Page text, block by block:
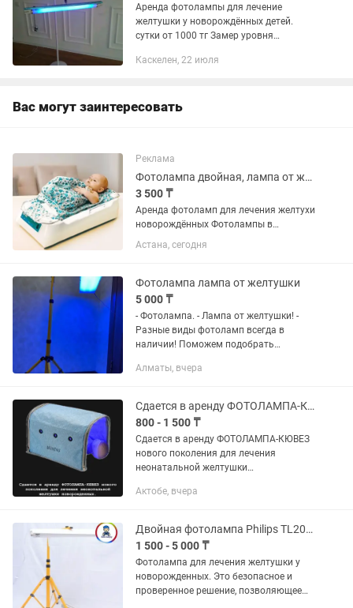
Аренда фотолампы для лечение
желтушки у новорождённых детей.
сутки от 1000 тг Замер уровня
Каскелен, 22 июля
Вас могут заинтересовать
Реклама
Фотолампа двойная, лампа от желтушки,желтуха , Phillips
3 500 ₸
Аренда фотоламп для лечения желтухи
новорождённых Фотолампы в
наличии: ОФТН-03 (люлька) 5дн -
3.500тг/сутки ОФТН-420 (штатив) 5дн -
минимум 7 суток Philips...
Астана, сегодня
Фотолампа лампа от желтушки
5 000 ₸
- Фотолампа. - Лампа от желтушки! -
Разные виды фотоламп всегда в
наличии! Поможем подобрать
Имеется доставка! - Билитест-
ламп...
Алматы, вчера
Сдается в аренду ФОТОЛАМПА-КЮВЕЗ
800 - 1 500 ₸
Сдается в аренду ФОТОЛАМПА-КЮВЕЗ
нового поколения для лечения
неонатальной желтушки
ЭФФЕКТИВНО
Актобе, вчера
Двойная фотолампа Philips TL20W52, фотолампа от желтушки
1 500 - 5 000 ₸
Фотолампа для лечения желтушки у
новорожденных. Это безопасное и
проверенное решение, позволяющее